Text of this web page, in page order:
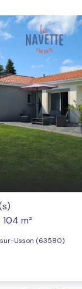
104 m²
Usson (63580)